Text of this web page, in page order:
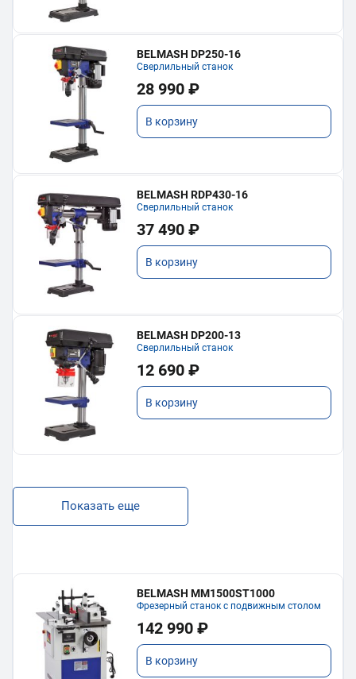
BELMASH DP250-16
Сверлильный станок
28 990 ₽
В корзину
BELMASH RDP430-16
Сверлильный станок
37 490 ₽
В корзину
BELMASH DP200-13
Сверлильный станок
12 690 ₽
В корзину
Показать еще
BELMASH MM1500ST1000
Фрезерный станок с подвижным столом
142 990 ₽
В корзину